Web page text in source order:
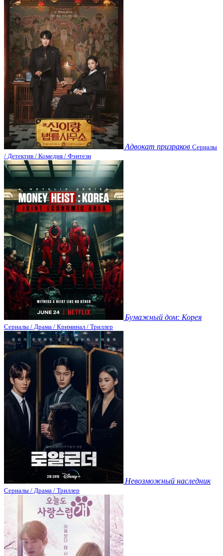
Адвокат призраков Сериалы
/ Детектив / Комедия / Фэнтези
Бумажный дом: Корея
Сериалы / Драма / Криминал / Триллер
Невозможный наследник
Сериалы / Драма / Триллер